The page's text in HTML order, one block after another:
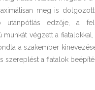
meg is
utánpótlás edzője, a
munkát végzett a
a szakember
szereplést a fiatalok